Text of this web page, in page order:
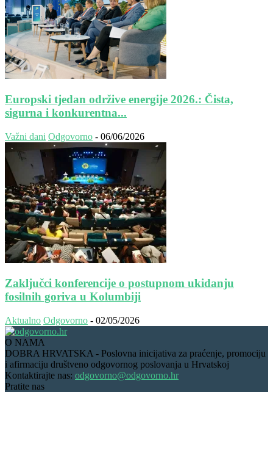
Europski tjedan održive energije 2026.: Čista,
sigurna i konkurentna...
Važni dani Odgovorno - 06/06/2026
Zaključci konferencije o postupnom ukidanju
fosilnih goriva u Kolumbiji
Aktualno Odgovorno - 02/05/2026
O NAMA
DOBRA HRVATSKA - Poslovna inicijativa za praćenje, promociju
i afirmaciju društveno odgovornog poslovanja u Hrvatskoj
Kontaktirajte nas: odgovorno@odgovorno.hr
Pratite nas